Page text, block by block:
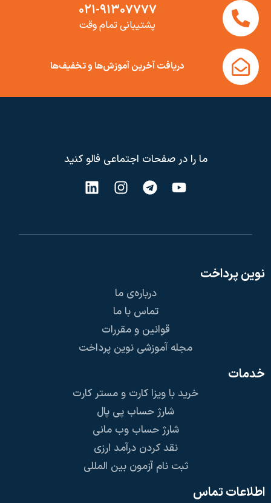
۰۲۱-۹۱۳۰۷۷۷۷
پشتیبانی تمام وقت
دریافت آخرین آموزش‌ها و تخفیف‌ها
ما را در صفحات اجتماعی فالو کنید
نوین پرداخت
درباره‌ی ما
تماس با ما
قوانین و مقررات
مجله آموزشی نوین پرداخت
خدمات
خرید با ویزا کارت و مستر کارت
شارژ حساب پی پال
شارژ حساب وب مانی
نقد کردن درآمد ارزی
ثبت نام آزمون بین المللی
اطلاعات تماس